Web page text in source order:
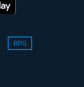
RPG